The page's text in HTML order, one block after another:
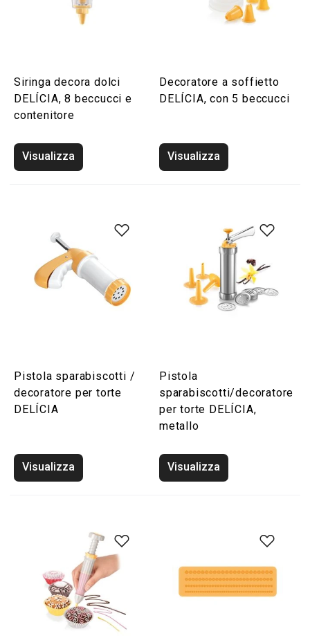
Siringa decora dolci
DELÍCIA, 8 beccucci e
contenitore
Visualizza
Decoratore a soffietto
DELÍCIA, con 5 beccucci
Visualizza
Pistola sparabiscotti /
decoratore per torte
DELÍCIA
Visualizza
Pistola
sparabiscotti/decoratore
per torte DELÍCIA,
metallo
Visualizza